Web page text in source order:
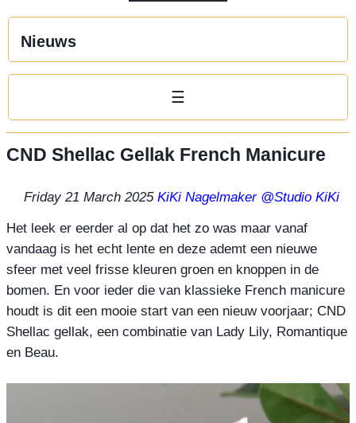
Nieuws
☰
CND Shellac Gellak French Manicure
Friday 21 March 2025KiKi Nagelmaker @Studio KiKi
Het leek er eerder al op dat het zo was maar vanaf
vandaag is het echt lente en deze ademt een nieuwe
sfeer met veel frisse kleuren groen en knoppen in de
bomen. En voor ieder die van klassieke French manicure
houdt is dit een mooie start van een nieuw voorjaar; CND
Shellac gellak, een combinatie van Lady Lily, Romantique
en Beau.